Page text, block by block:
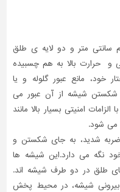
سانتی متر و دو لایه ی طلق
و حرارت بالا به هم چسبیده
خود، مانع عبور گلوله و یا
شیشه از آن عبور می
امنیتی بسیار بالا مانند
می شود.
شدید، به جای شکستن و
نگه می دارد.این شیشه ها
طلق در دو طرف شیشه اند.
شیشه، در محیط پخش